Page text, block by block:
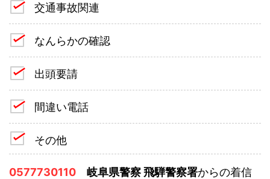
交通事故関連
なんらかの確認
出頭要請
間違い電話
その他
0577730110 岐阜県警察 飛騨警察署からの着信